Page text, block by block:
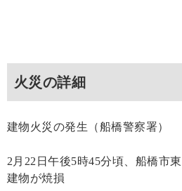
火災の詳細
建物火災の発生（船橋警察署）
2月22日午後5時45分頃、船橋市
建物が焼損